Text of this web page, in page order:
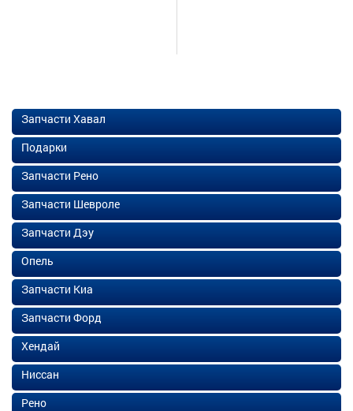
Запчасти Хавал
Подарки
Запчасти Рено
Запчасти Шевроле
Запчасти Дэу
Опель
Запчасти Киа
Запчасти Форд
Хендай
Ниссан
Рено